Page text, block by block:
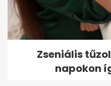
Zseniális
napokon